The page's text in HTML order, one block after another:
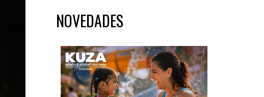
NOVEDADES